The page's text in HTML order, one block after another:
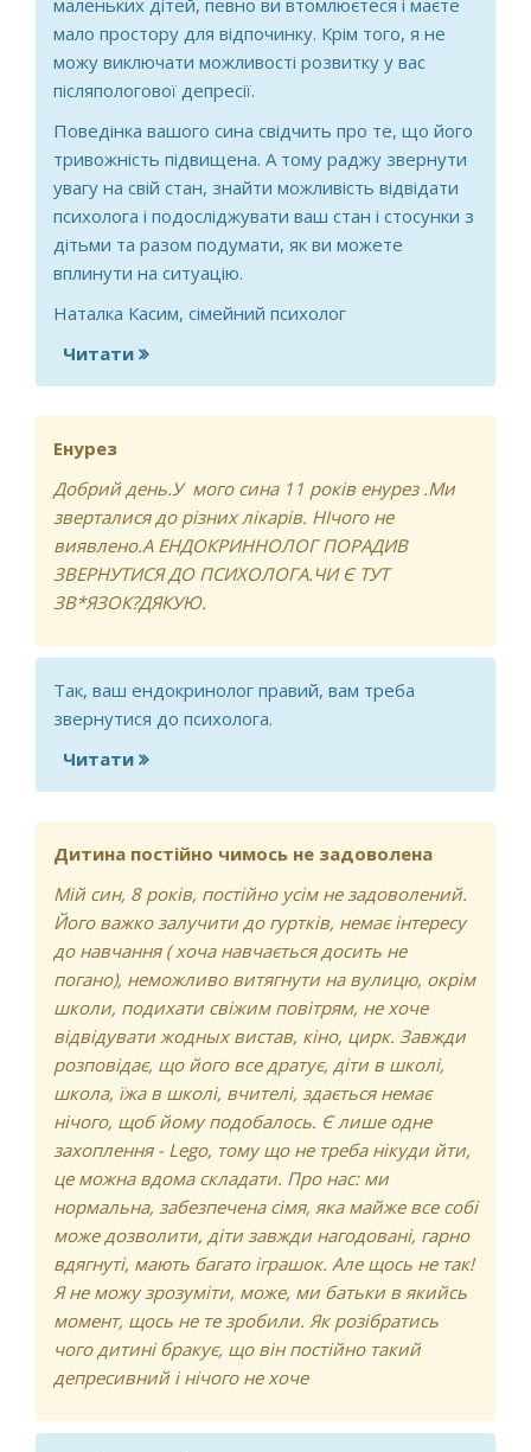
маленьких дітей, певно ви втомлюєтеся і маєте
мало простору для відпочинку. Крім того, я не
можу виключати можливості розвитку у вас
післяпологової депресії.
Поведінка вашого сина свідчить про те, що його
тривожність підвищена. А тому раджу звернути
увагу на свій стан, знайти можливість відвідати
психолога і подосліджувати ваш стан і стосунки з
дітьми та разом подумати, як ви можете
вплинути на ситуацію.
Наталка Касим, сімейний психолог
Читати про Проблема: я постійно зриваюся і
кричу на синочка після народження
донечки
Енурез
Добрий день.У мого сина 11 років енурез .Ми
зверталися до різних лікарів. НІчого не
виявлено.А ЕНДОКРИННОЛОГ ПОРАДИВ
ЗВЕРНУТИСЯ ДО ПСИХОЛОГА.ЧИ Є ТУТ
ЗВ*ЯЗОК?ДЯКУЮ.
Так, ваш ендокринолог правий, вам треба
звернутися до психолога.
Читати про Енурез
Дитина постійно чимось не задоволена
Мій син, 8 років, постійно усім не задоволений.
Його важко залучити до гуртків, немає інтересу
до навчання ( хоча навчається досить не
погано), неможливо витягнути на вулицю, окрім
школи, подихати свіжим повітрям, не хоче
відвідувати жодных вистав, кіно, цирк. Завжди
розповідає, що його все дратує, діти в школі,
школа, їжа в школі, вчителі, здається немає
нічого, щоб йому подобалось. Є лише одне
захоплення - Lego, тому що не треба нікуди йти,
це можна вдома складати. Про нас: ми
нормальна, забезпечена сімя, яка майже все собі
може дозволити, діти завжди нагодовані, гарно
вдягнуті, мають багато іграшок. Але щось не так!
Я не можу зрозуміти, може, ми батьки в якийсь
момент, щось не те зробили. Як розібратись
чого дитині бракує, що він постійно такий
депресивний і нічого не хоче